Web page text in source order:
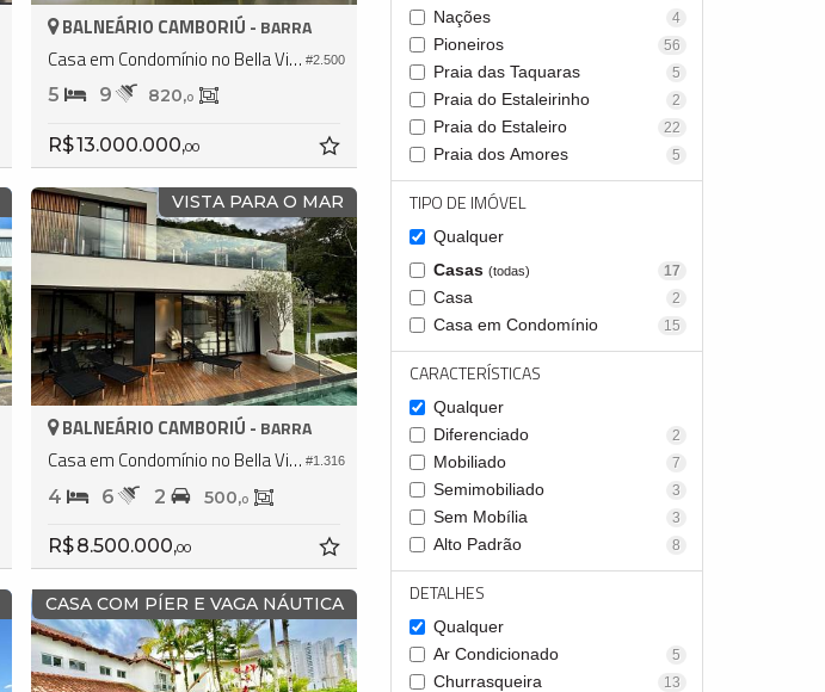
Nações 4
Pioneiros 56
Praia das Taquaras 5
Praia do Estaleirinho 2
Praia do Estaleiro 22
Praia dos Amores 5
TIPO DE IMÓVEL
Qualquer
Casas (todas) 17
Casa 2
Casa em Condomínio 15
CARACTERÍSTICAS
Qualquer
Diferenciado
2
Mobiliado 7
Semimobiliado 3
Sem Mobília 3
Alto Padrão 8
DETALHES
Qualquer
Ar Condicionado
5
Churrasqueira 13
#2.500
BALNEÁRIO CAMBORIÚ - BARRA
Casa em Condomínio no Bella Vista Residence Club
5 9 820,0
R$ 13.000.000,00
VISTA PARA O MAR
#1.316
BALNEÁRIO CAMBORIÚ - BARRA
Casa em Condomínio no Bella Vista Residence Club
4 6 2 500,0
R$ 8.500.000,00
CASA COM PÍER E VAGA NÁUTICA